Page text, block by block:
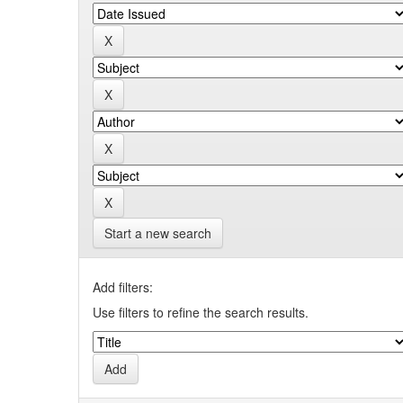
Start a new search
Add filters:
Use filters to refine the search results.